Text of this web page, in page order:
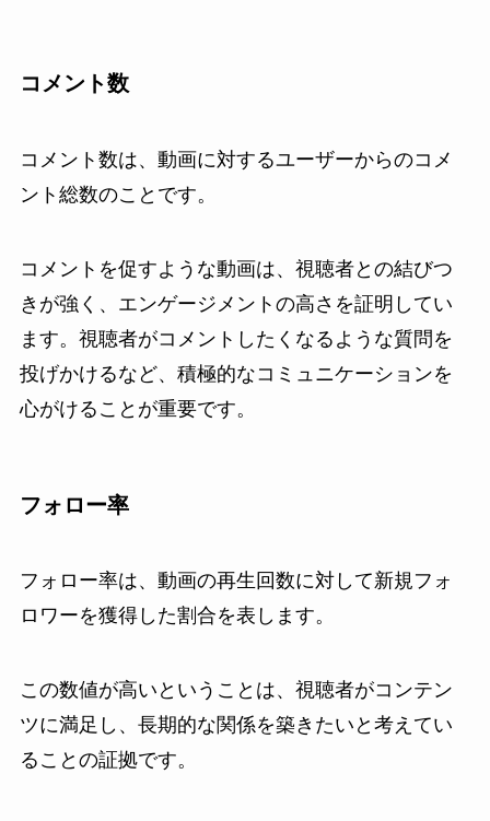
コメント数
コメント数は、動画に対するユーザーからのコメ
ント総数のことです。
コメントを促すような動画は、視聴者との結びつ
きが強く、エンゲージメントの高さを証明してい
ます。視聴者がコメントしたくなるような質問を
投げかけるなど、積極的なコミュニケーションを
心がけることが重要です。
フォロー率
フォロー率は、動画の再生回数に対して新規フォ
ロワーを獲得した割合を表します。
この数値が高いということは、視聴者がコンテン
ツに満足し、長期的な関係を築きたいと考えてい
ることの証拠です。